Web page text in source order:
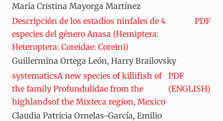
María Cristina Mayorga Martínez
Descripción de los estadios ninfales de 4
especies del género Anasa (Hemiptera:
Heteroptera: Coreidae: Coreini)
PDF
Guillermina Ortega León, Harry Brailovsky
systematicsA new species of killifish of
the family Profundulidae from the
highlandsof the Mixteca region, Mexico
PDF
(ENGLISH)
Claudia Patricia Ornelas-García, Emilio